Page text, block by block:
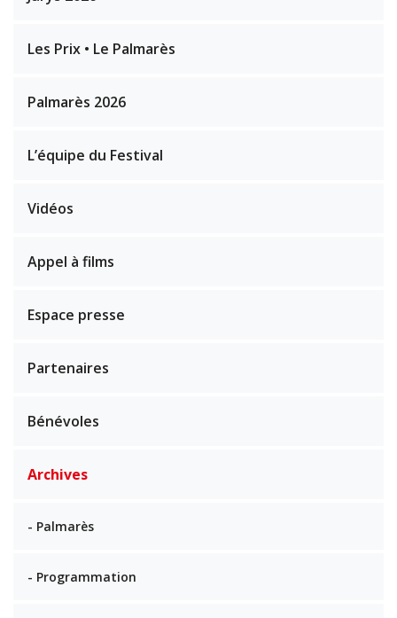
Les Prix • Le Palmarès
Palmarès 2026
L’équipe du Festival
Vidéos
Appel à films
Espace presse
Partenaires
Bénévoles
Archives
- Palmarès
- Programmation